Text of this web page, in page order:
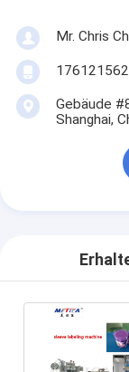
Mr. Chris
Gebäude
Shanghai,